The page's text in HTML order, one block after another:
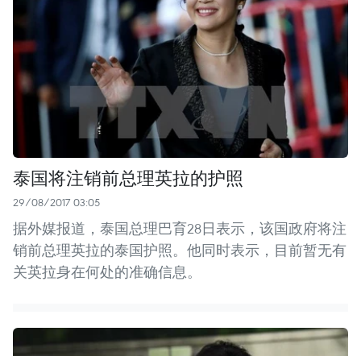
泰国将注销前总理英拉的护照
29/08/2017 03:05
据外媒报道，泰国总理巴育28日表示，该国政府将注
销前总理英拉的泰国护照。他同时表示，目前暂无有
关英拉身在何处的准确信息。